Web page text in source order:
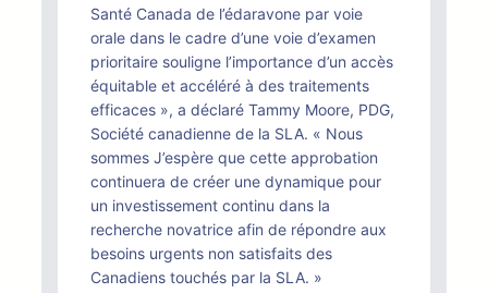
Santé Canada de l’édaravone par voie
orale dans le cadre d’une voie d’examen
prioritaire souligne l’importance d’un accès
équitable et accéléré à des traitements
efficaces », a déclaré Tammy Moore, PDG,
Société canadienne de la SLA. « Nous
sommes J’espère que cette approbation
continuera de créer une dynamique pour
un investissement continu dans la
recherche novatrice afin de répondre aux
besoins urgents non satisfaits des
Canadiens touchés par la SLA. »